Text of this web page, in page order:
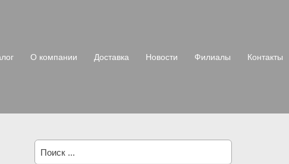
О компании Доставка Новости Филиалы Контакты
Поиск: